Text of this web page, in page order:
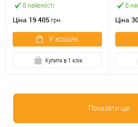
В наявності
точковий вверх-вниз
Ціна 19 405 грн.
У кошик
Купити в 1 клік
В
Ціна
Показати ще